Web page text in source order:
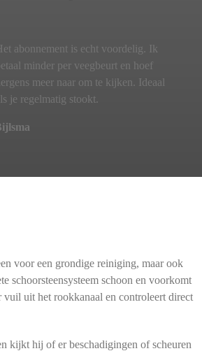
abonnement is echt voordelig. Ik
minder per veegbeurt en hoef
meer naar om te kijken. Ideaal
je regelmatig stookt.
voor een grondige reiniging, maar ook
schoorsteensysteem schoon en voorkomt
vuil uit het rookkanaal en controleert direct
kijkt hij of er beschadigingen of scheuren